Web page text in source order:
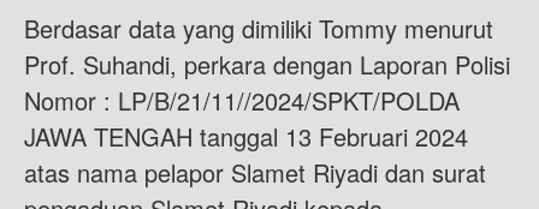
Berdasar data yang dimiliki Tommy menurut
Prof. Suhandi, perkara dengan Laporan Polisi
Nomor : LP/B/21/11//2024/SPKT/POLDA
JAWA TENGAH tanggal 13 Februari 2024
atas nama pelapor Slamet Riyadi dan surat